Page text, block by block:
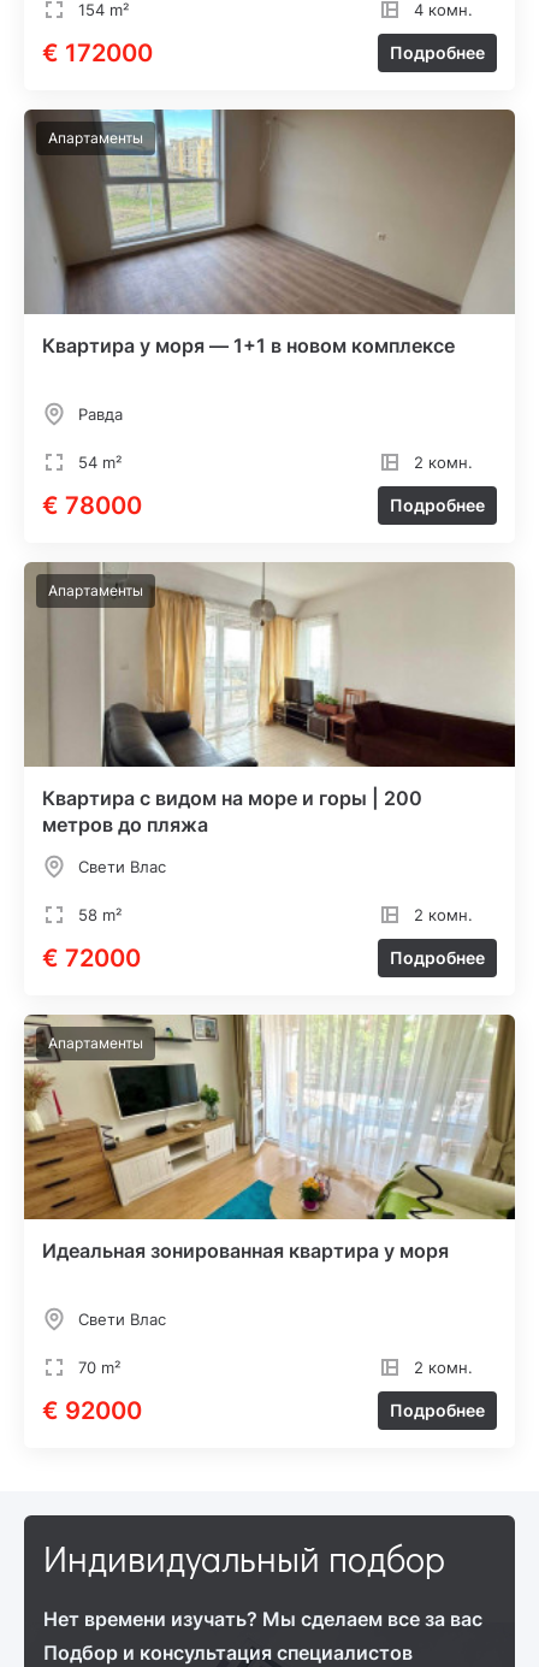
154 m² 4 комн.
€ 172000 Подробнее
Апартаменты
Квартира у моря — 1+1 в новом комплексе
Равда
54 m² 2 комн.
€ 78000 Подробнее
Апартаменты
Квартира с видом на море и горы | 200
метров до пляжа
Свети Влас
58 m² 2 комн.
€ 72000 Подробнее
Апартаменты
Идеальная зонированная квартира у моря
Свети Влас
70 m² 2 комн.
€ 92000 Подробнее
Индивидуальный подбор
Нет времени изучать? Мы сделаем все за вас
Подбор и консультация специалистов